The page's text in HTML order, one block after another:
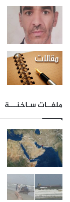
ملفــات سـاخنـــة